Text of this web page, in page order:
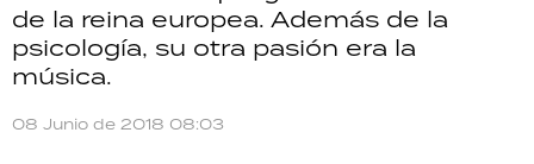
de la reina europea. Además de la
psicología, su otra pasión era la
música.
08 Junio de 2018 08:03
GRAN HERMANO
SALUD